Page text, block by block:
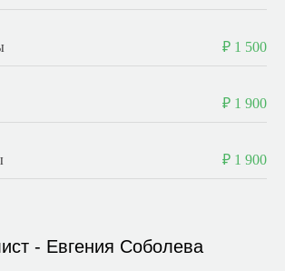
₽ 1 500
₽ 1 900
₽ 1 900
- Евгения Соболева